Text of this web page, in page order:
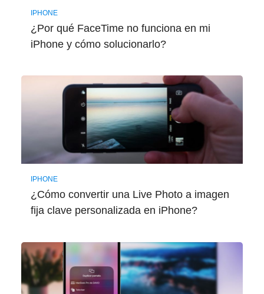
IPHONE
¿Por qué FaceTime no funciona en mi
iPhone y cómo solucionarlo?
IPHONE
¿Cómo convertir una Live Photo a imagen
fija clave personalizada en iPhone?